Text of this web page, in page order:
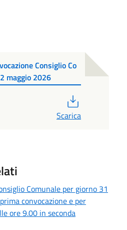
Consiglio Co
maggio 2026
Scarica
Comunale per giorno 31
convocazione e per
ore 9.00 in seconda